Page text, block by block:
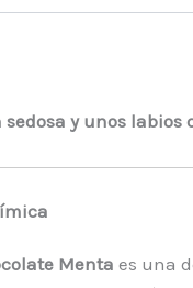
y unos labios
Menta es una